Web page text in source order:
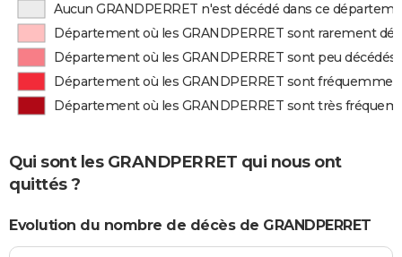
Aucun GRANDPERRET n'est décédé dans ce
Département où les GRANDPERRET sont rarement
Département où les GRANDPERRET sont peu décédés
Département où les GRANDPERRET sont
Département où les GRANDPERRET sont très
Qui sont les GRANDPERRET qui nous ont
quittés ?
Evolution du nombre de décès de GRANDPERRET